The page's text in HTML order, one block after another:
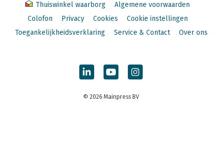
Thuiswinkel waarborg
Algemene voorwaarden
Colofon
Privacy Cookies
Cookie instellingen
Toegankelijkheidsverklaring
Service & Contact Over ons
© 2026 Mainpress BV